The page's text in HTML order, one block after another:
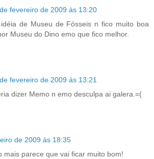
fevereiro de 2009 às 13:20
de Museu de Fósseis n fico muito boa
Museu do Dino emo que fico melhor.
fevereiro de 2009 às 13:21
dizer Memo n emo desculpa ai galera.=(
de 2009 às 18:35
mais parece que vai ficar muito bom!